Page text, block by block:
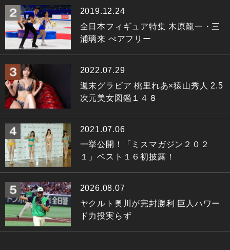
2019.12.24
全日本フィギュア特集 木原龍一・三
浦璃来 ぺアフリー
2022.07.29
週末グラビア 桃里れあ×猿山秀人 2.5
次元美女図鑑１４８
2021.07.06
一挙公開！「ミスマガジン２０２
１」ベスト１６初披露！
2026.08.07
ヤクルト奥川が完封勝利 巨人ハワー
ド力投実らず